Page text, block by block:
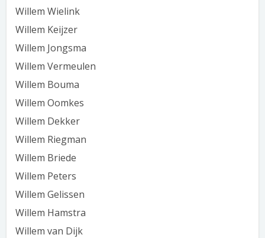
Willem Wielink
Willem Keijzer
Willem Jongsma
Willem Vermeulen
Willem Bouma
Willem Oomkes
Willem Dekker
Willem Riegman
Willem Briede
Willem Peters
Willem Gelissen
Willem Hamstra
Willem van Dijk